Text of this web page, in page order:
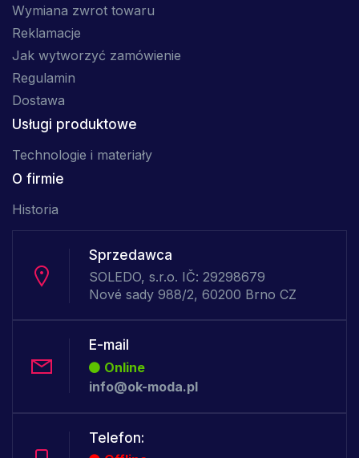
Wymiana zwrot towaru
Reklamacje
Jak wytworzyć zamówienie
Regulamin
Dostawa
Usługi produktowe
Technologie i materiały
O firmie
Historia
Sprzedawca
SOLEDO, s.r.o. IČ: 29298679
Nové sady 988/2, 60200 Brno CZ
E-mail
Online
info@ok-moda.pl
Telefon: